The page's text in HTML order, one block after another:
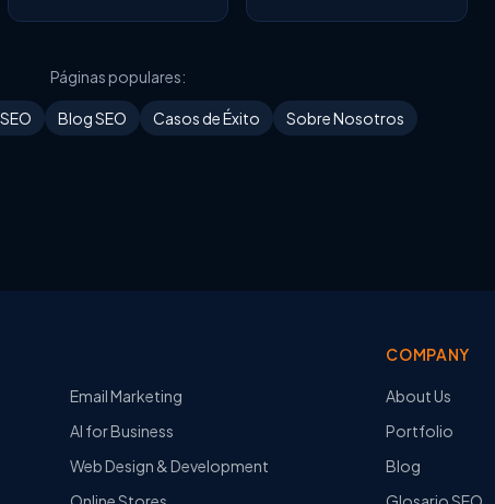
Páginas populares:
Blog SEO Casos de Éxito Sobre Nosotros
Email Marketing
AI for Business
Web Design & Development
COMPANY
About Us
Portfolio
Blog